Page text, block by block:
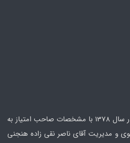
انتشارات کتابخانه فرهنگ در سال 1378 با مشخصات صاحب امتیاز به
و مدیریت آقای ناصر نقی زاده هنجنی